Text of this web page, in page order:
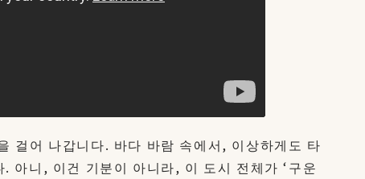
걸어 나갑니다. 바다 바람 속에서, 이상하게도 타
아니, 이건 기분이 아니라, 이 도시 전체가 ‘구운